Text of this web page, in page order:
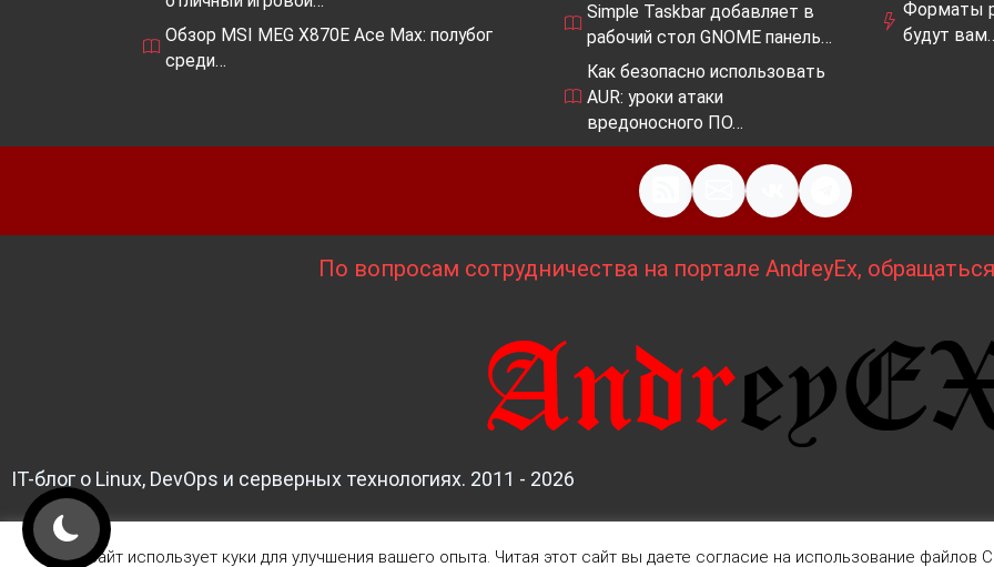
Обзор MSI MEG X870E Ace Max: полубог
среди…
Simple Taskbar добавляет в
рабочий стол GNOME панель…
Как безопасно использовать
AUR: уроки атаки
вредоносного ПО…
Форматы
будут
По вопросам сотрудничества на портале AndreyEx,
IT-блог о Linux, DevOps и серверных технологиях. 2011 - 2026
Этот сайт использует куки для улучшения вашего опыта. Читая этот сайт вы даете согласие на использование файлов